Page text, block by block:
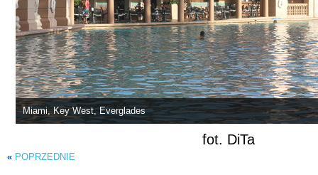
Miami, Key West, Everglades
fot. DiTa
« POPRZEDNIE